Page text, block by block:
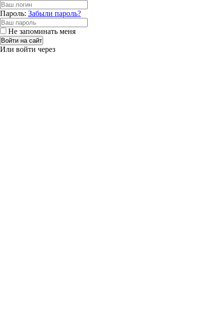
Пароль: Забыли пароль?
Не запоминать меня
Войти на сайт
Или войти через